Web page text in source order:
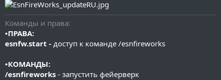
Команды и права
•ПРАВА:
esnfw.start - доступ к команде /esnfireworks
•КОМАНДЫ:
/esnfireworks - запустить фейерверк